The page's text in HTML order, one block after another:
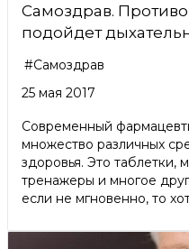
Самоздрав.
подойдет
#Самоздрав
25 мая 2017
Современный
множество различных
здоровья. Это таблетки,
тренажеры и многое
если не мгновенно, то